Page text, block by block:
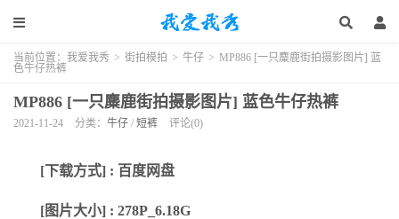
当前位置： 我爱我秀 > 街拍模拍 > 牛仔 > MP886 [一只麋鹿街拍摄影图片] 蓝
色牛仔热裤
MP886 [一只麋鹿街拍摄影图片] 蓝色牛仔热裤
2021-11-24 分类： 牛仔 / 短裤 评论(0)
[下载方式] : 百度网盘
[图片大小] : 278P_6.18G